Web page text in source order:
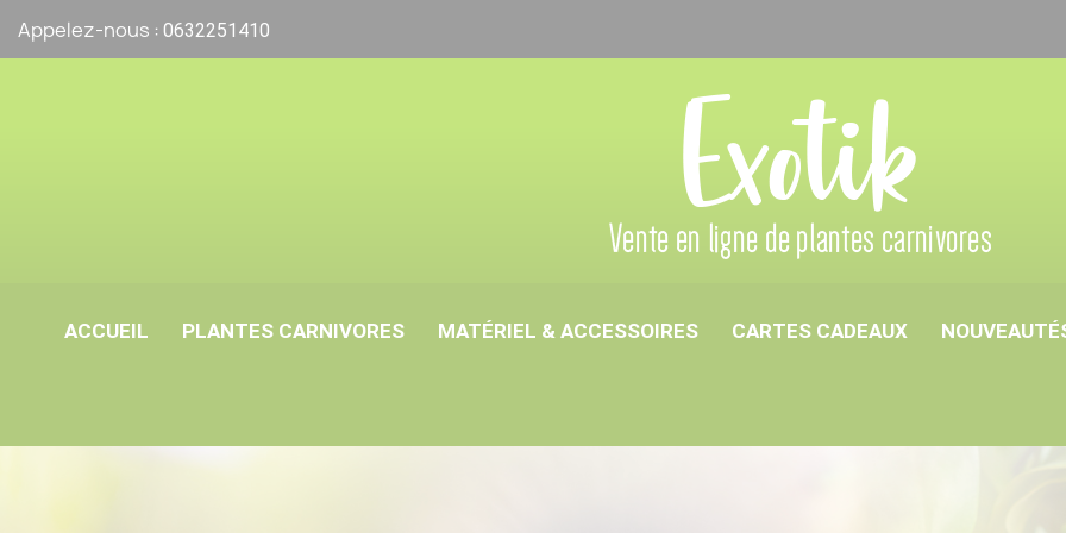
Appelez-nous : 0632251410
ACCUEIL PLANTES CARNIVORES MATÉRIEL & ACCESSOIRES CARTES CADEAUX